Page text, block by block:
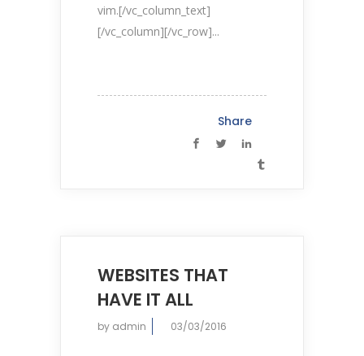
vim.[/vc_column_text]
[/vc_column][/vc_row]...
Share
WEBSITES THAT
HAVE IT ALL
by admin 03/03/2016